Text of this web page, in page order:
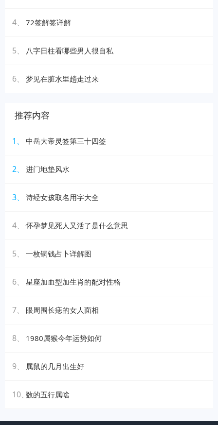
4、 72签解签详解
5、 八字日柱看哪些男人很自私
6、 梦见在脏水里趟走过来
推荐内容
1、 中岳大帝灵签第三十四签
2、 进门地垫风水
3、 诗经女孩取名用字大全
4、 怀孕梦见死人又活了是什么意思
5、 一枚铜钱占卜详解图
6、 星座加血型加生肖的配对性格
7、 眼周围长痣的女人面相
8、 1980属猴今年运势如何
9、 属鼠的几月出生好
10、数的五行属啥